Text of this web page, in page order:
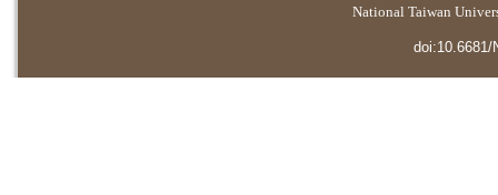
National Taiwan
doi:10.6681/